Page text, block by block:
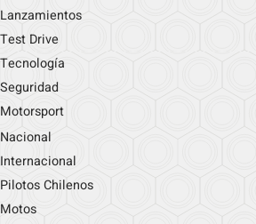
Lanzamientos
Test Drive
Tecnología
Seguridad
Motorsport
Nacional
Internacional
Pilotos Chilenos
Motos